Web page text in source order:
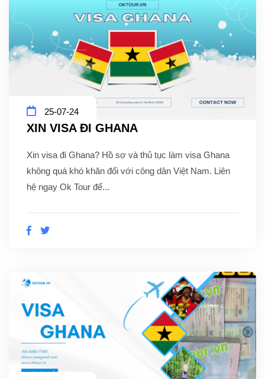
25-07-24
XIN VISA ĐI GHANA
Xin visa đi Ghana? Hồ sơ và thủ tục làm visa Ghana
không quá khó khăn đối với công dân Việt Nam. Liên
hệ ngay Ok Tour để...